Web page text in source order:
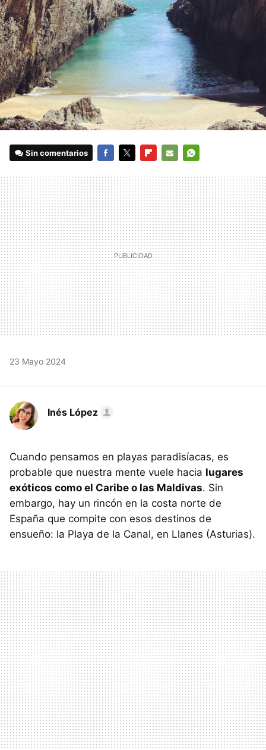
Sin comentarios
MAIL
23 Mayo 2024
Inés López
Cuando pensamos en playas paradisíacas, es
probable que nuestra mente vuele hacia lugares
exóticos como el Caribe o las Maldivas. Sin
embargo, hay un rincón en la costa norte de
España que compite con esos destinos de
ensueño: la Playa de la Canal, en Llanes (Asturias).